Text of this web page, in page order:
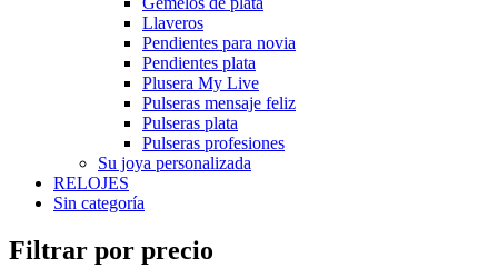
Llaveros
Pendientes para novia
Pendientes plata
Plusera My Live
Pulseras mensaje feliz
Pulseras plata
Pulseras profesiones
Su joya personalizada
RELOJES
Sin categoría
Filtrar por precio